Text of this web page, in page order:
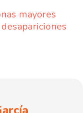
mayores